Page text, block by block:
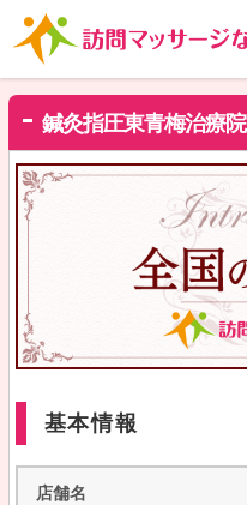
鍼灸指圧東青梅治療院
基本情報
店舗名